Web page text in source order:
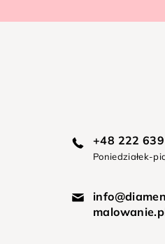
p
+48 222
Poniedziałek-